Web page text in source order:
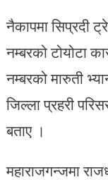
नैकापमा सिप्रदी
नम्बरको टोयोटा
नम्बरको मारुती
जिल्ला प्रहरी
बताए ।
महाराजगन्जमा